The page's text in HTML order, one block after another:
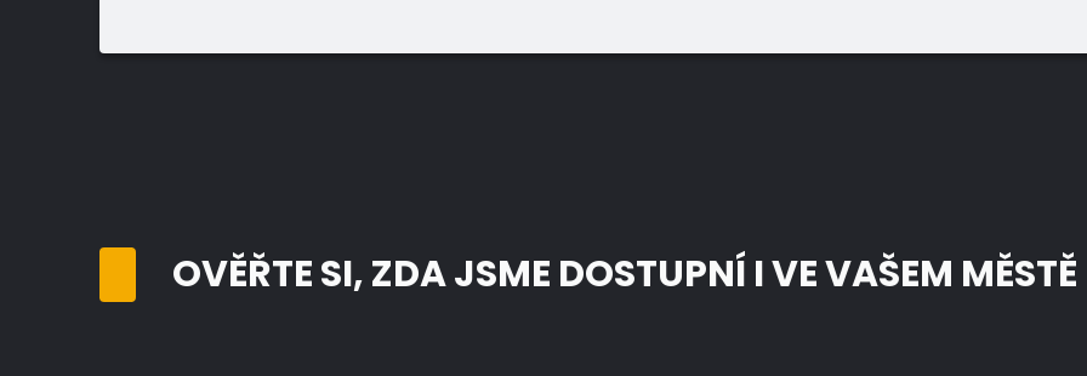
OVĚŘTE SI, ZDA JSME DOSTUPNÍ I VE VAŠEM MĚSTĚ